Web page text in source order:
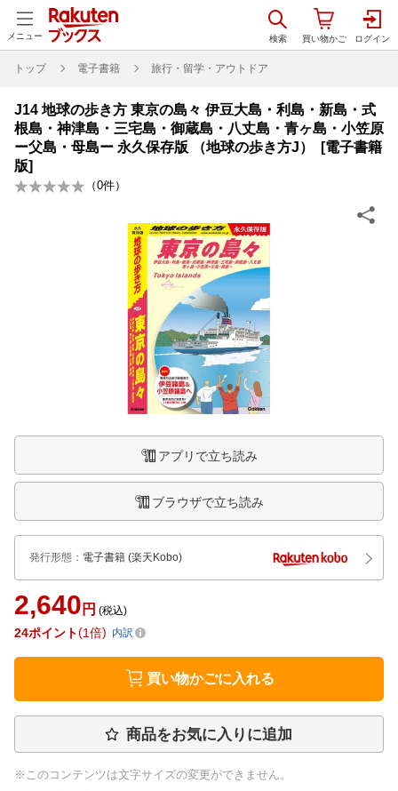
メニュー
トップ 電子書籍 旅行・留学・アウトドア
J14 地球の歩き方 東京の島々 伊豆大島・利島・新島・式
根島・神津島・三宅島・御蔵島・八丈島・青ヶ島・小笠原
ー父島・母島ー 永久保存版 （地球の歩き方J） [電子書籍
版]
（0件）
アプリで立ち読み
ブラウザで立ち読み
発行形態 ： 電子書籍 (楽天Kobo)
2,640 円 (税込)
24ポイント 1倍 内訳
買い物かごに入れる
商品をお気に入りに追加
※このコンテンツは文字サイズの変更ができません。